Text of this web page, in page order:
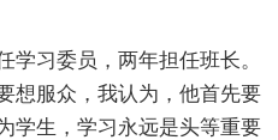
学习委员，两年担任班长。
想服众，我认为，他首先要
学生，学习永远是头等重要